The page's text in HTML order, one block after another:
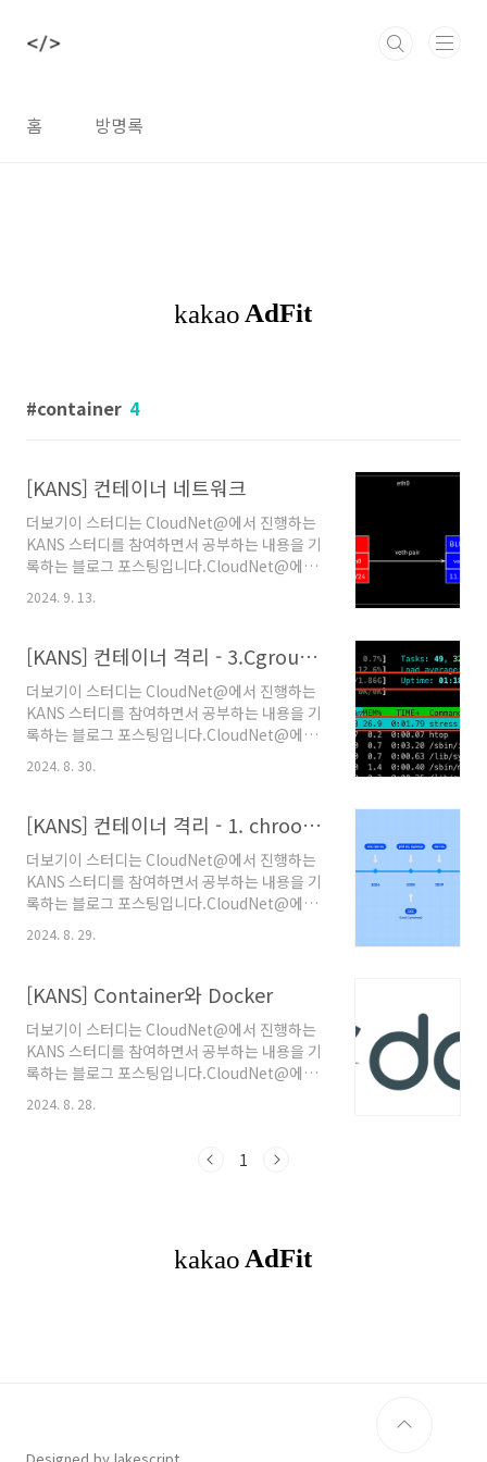
홈 방명록
container 4
[KANS] 컨테이너 네트워크
더보기이 스터디는 CloudNet@에서 진행하는
KANS 스터디를 참여하면서 공부하는 내용을 기
록하는 블로그 포스팅입니다.CloudNet@에서
제공해주는 자료들을 바탕으로 작성되었습니다.
컨테이너 네트워크컨테이너는 네트워크 네임스
환경이 구성됩니다. 이때, 리눅스에서 방화벽 기
능을 하는 iptable이 Host와 Container간의
통신에 관여합니다. RED BLUE 네트워크 네임
스페이스간 통신네트워크 네임스페이스 생성 시
Host와 구별됩니다. 실습관리자 권한으로 전환
sudo su - veth (가상 이더넷 디바이스) 생성ip
더넷 페어(V..
2024. 9. 13.
[KANS] 컨테이너 격리 - 3.Cgroup(Control Group)
더보기이 스터디는 CloudNet@에서 진행하는
KANS 스터디를 참여하면서 공부하는 내용을 기
록하는 블로그 포스팅입니다.CloudNet@에서
제공해주는 자료들을 바탕으로 작성되었습니
다. 컨테이너 격리이전 글(pivot_root,
리하는 방법에 대해 실습을 통해 알아보았습니
리는 어떻게 이루어질까요? 바로 리눅스 커널의
기능 중 cgroup을 통해 자원을 격리합니
다. CgroupCgroup(control group)은 리눅
스 커널의 기능으로, 프로세스 그룹에 대한 자원
크 I/O, 네트워크 대역폭 등의 시스템 자원을 ..
2024. 8. 30.
[KANS] 컨테이너 격리 - 1. chroot, pivot_root, mount namespace
더보기이 스터디는 CloudNet@에서 진행하는
KANS 스터디를 참여하면서 공부하는 내용을 기
록하는 블로그 포스팅입니다.CloudNet@에서
제공해주는 자료들을 바탕으로 작성되었습니
다. 컨테이너 격리컨테이너 격리의 역사
어입니다. 특정 프로세스와 그 하위 프로세스들
의 루트 디렉터리(/)를 시스템의 다른 디렉터리로
변경하는 기능을 제공합니다. 다시말해 user 디
렉터리를 user 프로세스에게 최상위 디렉토리인
root 디렉터리를 속여서 접근이 가능하도록 합
니다. (탈옥이 가능하여 현재는 사용하지 않습니
다.chroot 실습 - sh, ls해당 실습은 터미..
2024. 8. 29.
[KANS] Container와 Docker
더보기이 스터디는 CloudNet@에서 진행하는
KANS 스터디를 참여하면서 공부하는 내용을 기
록하는 블로그 포스팅입니다.CloudNet@에서
다. 도커도커란? 도커(Docker)는 소프트웨어
는 오픈 소스 플랫폼입니다. 도커에서는 이 가상
다.이 컨테이너는 애플리케이션과 애플리케이
션에 필요한 모든 종속성을 포함하며, 호스트 운
2024. 8. 28.
1